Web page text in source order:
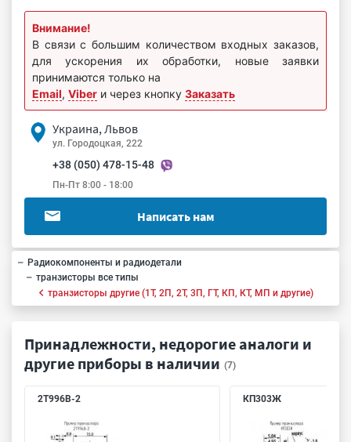
Внимание!
В связи с большим количеством входных заказов,
для ускорения их обработки, новые заявки
принимаются только на
Email, Viber и через кнопку Заказать
Украина, Львов
ул. Городоцкая, 222
+38 (050) 478-15-48
Пн-Пт 8:00 - 18:00
Написать нам
Радиокомпоненты и радиодетали
транзисторы все типы
транзисторы другие (1Т, 2П, 2Т, 3П, ГТ, КП, КТ, МП и другие)
Принадлежности, недорогие аналоги и
другие приборы в наличии (7)
2Т996В-2 КП303Ж